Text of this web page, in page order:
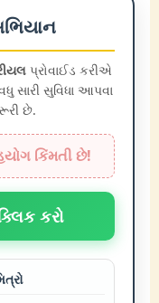
પ્રોવાઈડ કરીએ
સારી સુવિધા આપવા
છે.
કિંમતી છે!
કરો